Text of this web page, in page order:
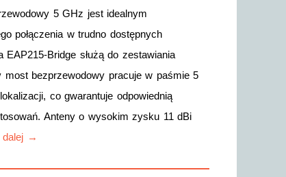
5 GHz jest idealnym
połączenia w trudno dostępnych
Bridge służą do zestawiania
most bezprzewodowy pracuje w paśmie 5
co gwarantuje odpowiednią
Anteny o wysokim zysku 11 dBi
dalej →